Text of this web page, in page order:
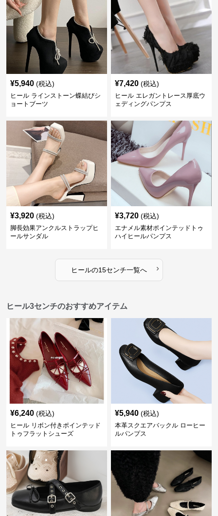
¥5,940 (税込)
ヒール ラインストーン蝶結びシ
ョートブーツ
¥7,420 (税込)
ヒール エレガントレース厚底ウ
ェディングパンプス
¥3,920 (税込)
脚長効果アンクルストラップヒ
ールサンダル
¥3,720 (税込)
エナメル素材ポインテッドトゥ
ハイヒールパンプス
ヒールの15センチ一覧へ ›
ヒール3センチのおすすめアイテム
¥6,240 (税込)
ヒール リボン付きポインテッド
トゥフラットシューズ
¥5,940 (税込)
本革スクエアバックル ローヒー
ルパンプス